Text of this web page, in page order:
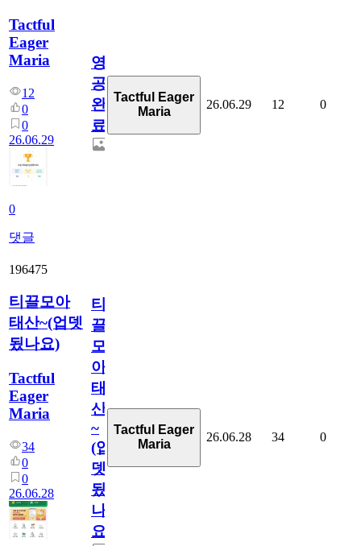
Tactful
Eager
Maria
12
0
0
26.06.29
0
댓글
영
공
완
료
Tactful Eager
Maria
26.06.29 12 0
196475
티끌모아
태산~(업뎃
됬나요)
Tactful
Eager
Maria
34
0
0
26.06.28
티
끌
모
아
태
산
~
(업
뎃
됬
나
요)
Tactful Eager
Maria
26.06.28 34 0